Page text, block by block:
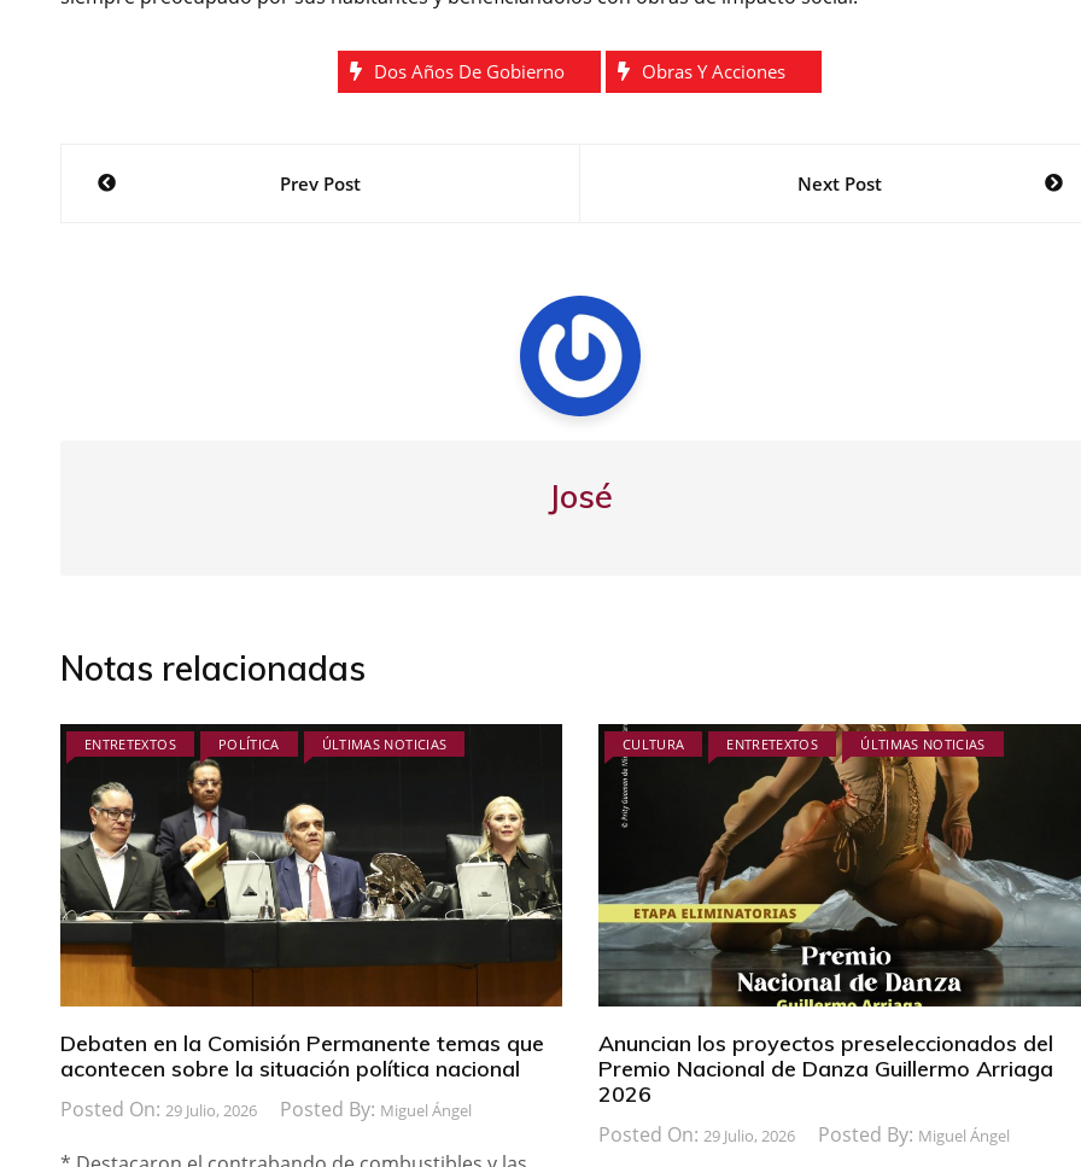
Dos Años De Gobierno Obras Y Acciones
NavegaciónPrev Post Next Post
José
Notas relacionadas
ENTRETEXTOS POLÍTICA ÚLTIMAS NOTICIAS
Debaten en la Comisión Permanente temas que
acontecen sobre la situación política nacional
Posted On: 29 Julio, 2026 Posted By: Miguel Ángel
CULTURA ENTRETEXTOS ÚLTIMAS NOTICIAS
Anuncian los proyectos preseleccionados del
Premio Nacional de Danza Guillermo Arriaga
2026
Posted On: 29 Julio, 2026 Posted By: Miguel Ángel